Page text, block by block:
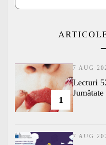
1
7 AUG
Lecturi
7 AUG